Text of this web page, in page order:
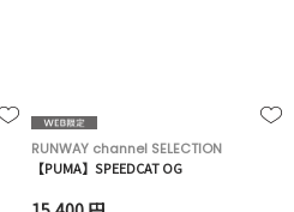
RUNWAY channel SELECTION
【PUMA】SPEEDCAT OG